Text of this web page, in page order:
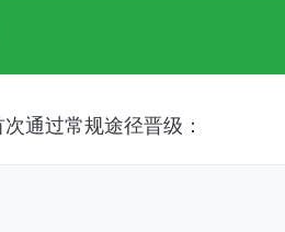
通过常规途径晋级：